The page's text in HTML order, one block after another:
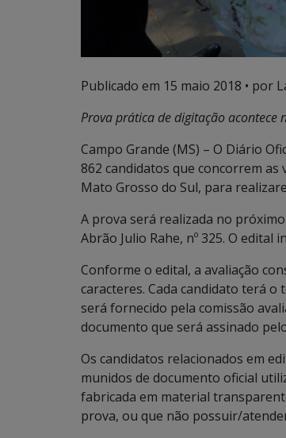
Publicado em 15 maio 2018 • por
Prova prática de digitação acontece
Campo Grande (MS) – O Diário
862 candidatos que concorrem as
Mato Grosso do Sul, para
A prova será realizada no
Abrão Julio Rahe, nº 325. O
Conforme o edital, a avaliação
caracteres. Cada candidato terá
será fornecido pela comissão
documento que será assinado
Os candidatos relacionados em
munidos de documento oficial
fabricada em material
prova, ou que não possuir/